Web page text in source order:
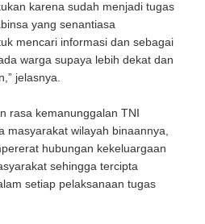
karena sudah menjadi tugas
yang senantiasa
mencari informasi dan sebagai
warga supaya lebih dekat dan
jelasnya.
rasa kemanunggalan TNI
masyarakat wilayah binaannya,
hubungan kekeluargaan
sehingga tercipta
setiap pelaksanaan tugas